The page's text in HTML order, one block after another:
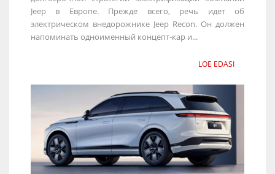
Jeep в Европе. Прежде всего, речь идет об
электрическом внедорожнике Jeep Recon. Он должен
напоминать одноименный концепт-кар и...
LOE EDASI